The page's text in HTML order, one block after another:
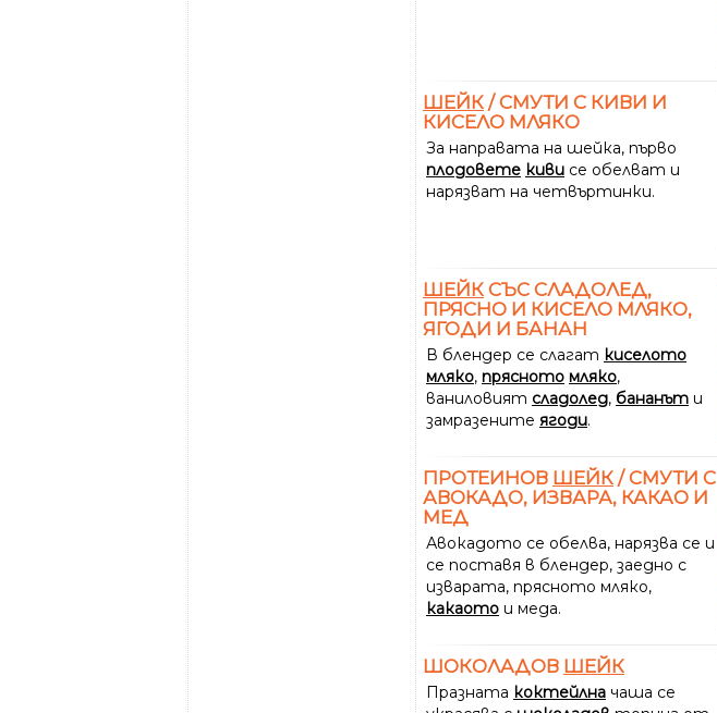
ШЕЙК / СМУТИ С КИВИ И
КИСЕЛО МЛЯКО
За направата на шейка, първо
плодовете киви се обелват и
нарязват на четвъртинки.
ШЕЙК СЪС СЛАДОЛЕД,
ПРЯСНО И КИСЕЛО МЛЯКО,
ЯГОДИ И БАНАН
В блендер се слагат киселото
мляко, прясното мляко,
ваниловият сладолед, бананът и
замразените ягоди.
ПРОТЕИНОВ ШЕЙК / СМУТИ С
АВОКАДО, ИЗВАРА, КАКАО И
МЕД
Авокадото се обелва, нарязва се и
се поставя в блендер, заедно с
изварата, прясното мляко,
какаото и меда.
ШОКОЛАДОВ ШЕЙК
Празната коктейлна чаша се